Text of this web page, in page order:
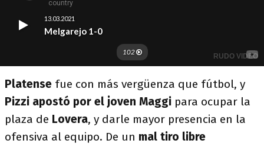
Platense fue con más vergüenza que fútbol, y
Pizzi apostó por el joven Maggi para ocupar la
plaza de Lovera, y darle mayor presencia en la
ofensiva al equipo. De un mal tiro libre